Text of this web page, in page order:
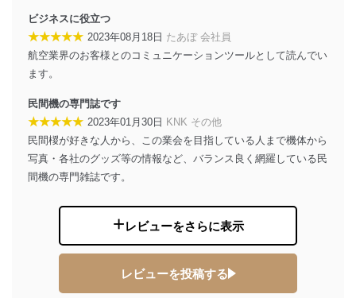
当社は、内部監査及びマネジメントレビューの機会を通
じて、個人情報保護マネジメントシステムを継続的に改
善し、常に最良の状態を維持します。
苦情及び相談受付け窓口
貴殿の個人情報及び当社の個人情報保護マネジメントシ
ステムに関するご相談及び苦情については以下までご連
絡ください。
適切、かつ迅速に対応させていただきます。
株式会社富士山マガジンサービス 個人情報問い合わせ
TEL：0570-200-223
FAX：03-5459-7073
cs@fujisan.co.jp
改訂：2025年2月20日
制定：2005年4月1日
株式会社富士山マガジンサービス
ビジネスに役立つ
★★★★★ 2023年08月18日 たあぼ 会社員
航空業界のお客様とのコミュニケーションツールとして読んでい
ます。
民間機の専門誌です
★★★★★ 2023年01月30日 KNK その他
民間椶が好きな人から、この業会を目指している人まで機体から
写真・各社のグッズ等の情報など、バランス良く網羅している民
間機の専門雑誌です。
レビューをさらに表示
レビューを投稿する